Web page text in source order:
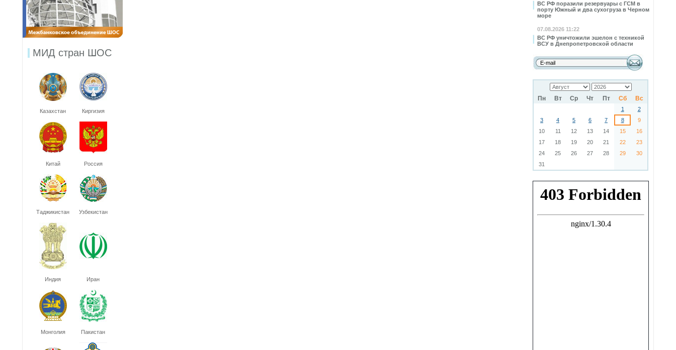
ВС РФ поразили резервуары с ГСМ в
порту Южный и два сухогруза в Черном
море
07.08.2026 11:22
ВС РФ уничтожили эшелон с техникой
ВСУ в Днепропетровской области
Пн Вт Ср Чт Пт Сб Вс
1
2
3
4 5 6 7 8
9
10
11 12 13 14 15
16
17
18 19 20 21 22
23
24
25 26 27 28 29
30
31
МИД стран ШОС
Казахстан Киргизия
Китай Россия
Таджикистан Узбекистан
Индия Иран
Монголия Пакистан